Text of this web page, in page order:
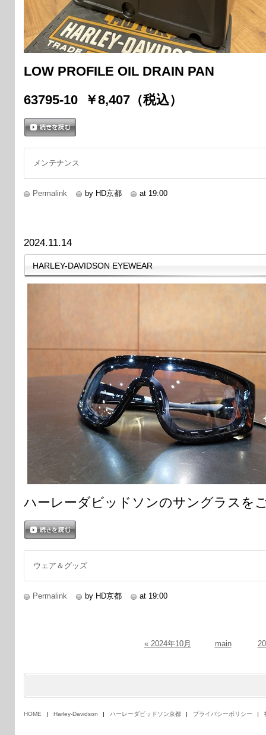
LOW PROFILE OIL DRAIN PAN
63795-10 ￥8,407（税込）
メンテナンス
Permalink by HD京都 at 19:00
2024.11.14
HARLEY-DAVIDSON EYEWEAR
ハーレーダビッドソンのサングラスを
ウェア＆グッズ
Permalink by HD京都 at 19:00
« 2024年10月 main
HOME Harley-Davidson ハーレーダビッドソン京都 プライバシーポリシー